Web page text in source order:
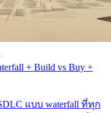
+ Build vs Buy +
แบบ waterfall ที่ทุก